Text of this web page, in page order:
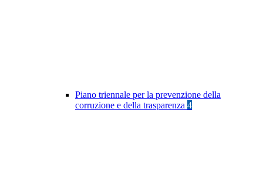
Piano triennale per la prevenzione della
corruzione e della trasparenza 4